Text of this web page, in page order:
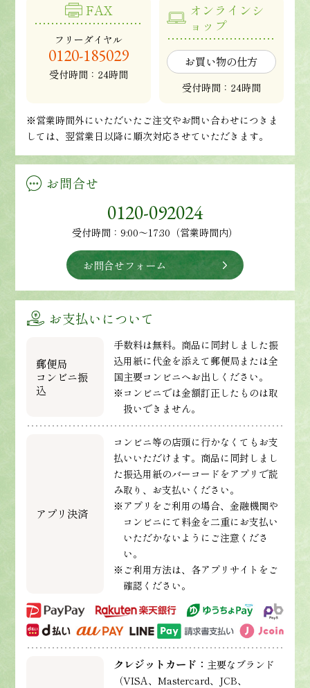
FAX
フリーダイヤル
0120-185029
受付時間：24時間
オンラインシ
ョップ
お買い物の仕方
受付時間：24時間
※営業時間外にいただいたご注文やお問い合わせにつきま
しては、翌営業日以降に順次対応させていただきます。
お問合せ
0120-092024
受付時間：9:00～17:30（営業時間内）
お問合せフォーム
お支払いについて
郵便局
コンビニ振
込
手数料は無料。商品に同封しました振
込用紙に代金を添えて郵便局または全
国主要コンビニへお出しください。
※コンビニでは金額訂正したものは取
扱いできません。
アプリ決済
コンビニ等の店頭に行かなくてもお支
払いいただけます。商品に同封しまし
た振込用紙のバーコードをアプリで読
み取り、お支払いください。
※アプリをご利用の場合、金融機関や
コンビニにて料金を二重にお支払い
いただかないようにご注意くださ
い。
※ご利用方法は、各アプリサイトをご
確認ください。
クレジットカード： 主要なブランド
（VISA、Mastercard、JCB、